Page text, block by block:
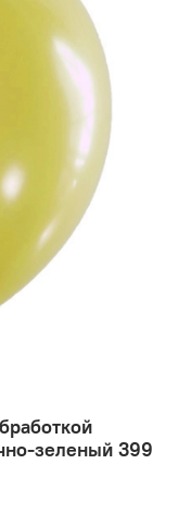
зеленый 399